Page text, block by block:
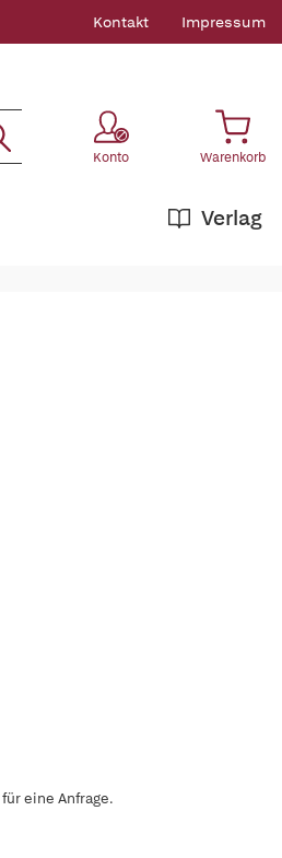
Kontakt Impressum
Konto Warenkorb
Verlag
für eine Anfrage.